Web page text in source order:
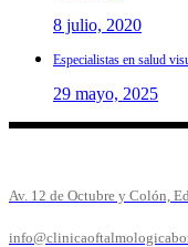
8 julio, 2020
Especialistas en salud
29 mayo, 2025
Av. 12 de Octubre y Colón,